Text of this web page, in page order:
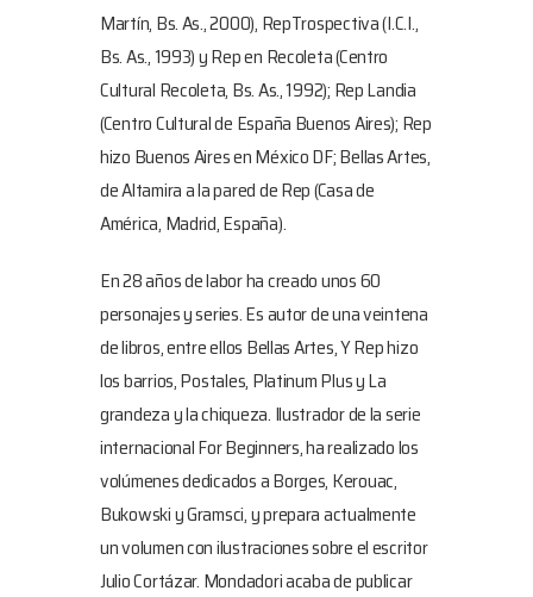
Martín, Bs. As., 2000), RepTrospectiva (I.C.I.,
Bs. As., 1993) y Rep en Recoleta (Centro
Cultural Recoleta, Bs. As., 1992); Rep Landia
(Centro Cultural de España Buenos Aires); Rep
hizo Buenos Aires en México DF; Bellas Artes,
de Altamira a la pared de Rep (Casa de
América, Madrid, España).
En 28 años de labor ha creado unos 60
personajes y series. Es autor de una veintena
de libros, entre ellos Bellas Artes, Y Rep hizo
los barrios, Postales, Platinum Plus y La
grandeza y la chiqueza. Ilustrador de la serie
internacional For Beginners, ha realizado los
volúmenes dedicados a Borges, Kerouac,
Bukowski y Gramsci, y prepara actualmente
un volumen con ilustraciones sobre el escritor
Julio Cortázar. Mondadori acaba de publicar